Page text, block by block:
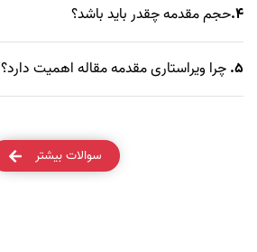
4.حجم مقدمه چقدر باید باشد؟
5. چرا ویراستاری مقدمه مقاله اهمیت دارد؟
سوالات بیشتر